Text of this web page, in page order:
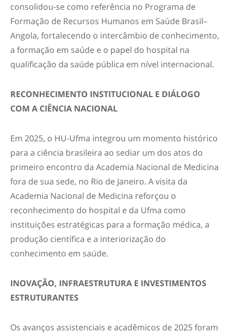
consolidou-se como referência no Programa de
Formação de Recursos Humanos em Saúde Brasil–
Angola, fortalecendo o intercâmbio de conhecimento,
a formação em saúde e o papel do hospital na
qualificação da saúde pública em nível internacional.
RECONHECIMENTO INSTITUCIONAL E DIÁLOGO
COM A CIÊNCIA NACIONAL
Em 2025, o HU-Ufma integrou um momento histórico
para a ciência brasileira ao sediar um dos atos do
primeiro encontro da Academia Nacional de Medicina
fora de sua sede, no Rio de Janeiro. A visita da
Academia Nacional de Medicina reforçou o
reconhecimento do hospital e da Ufma como
instituições estratégicas para a formação médica, a
produção científica e a interiorização do
conhecimento em saúde.
INOVAÇÃO, INFRAESTRUTURA E INVESTIMENTOS
ESTRUTURANTES
Os avanços assistenciais e acadêmicos de 2025 foram